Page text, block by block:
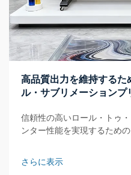
高品質出力を維持する
ル・サブリメーションプ
信頼性の高いロール・トゥ
ンター性能を実現するため
ルター、キャップ、スクラ
点検手順。毎朝、これらの
さらに表示